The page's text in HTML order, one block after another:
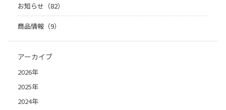
お知らせ（82）
商品情報（9）
アーカイブ
2026年
2025年
2024年